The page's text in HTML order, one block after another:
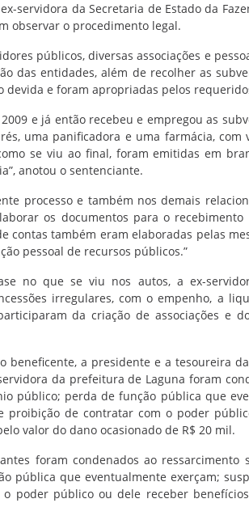
servidora da Secretaria de Estado da
observar o procedimento legal.
públicos, diversas associações e
das entidades, além de recolher as
devida e foram apropriadas pelos
e já então recebeu e empregou as
uma panificadora e uma farmácia,
se viu ao final, foram emitidas em
anotou o sentenciante.
processo e também nos demais
os documentos para o
contas também eram elaboradas pelas
pessoal de recursos públicos.”
no que se viu nos autos, a ex-
irregulares, com o empenho, a
da criação de associações e
beneficente, a presidente e a tesoureira
da prefeitura de Laguna foram
público; perda de função pública que
proibição de contratar com o poder
valor do dano ocasionado de R$ 20 mil.
foram condenados ao
pública que eventualmente exerçam;
poder público ou dele receber